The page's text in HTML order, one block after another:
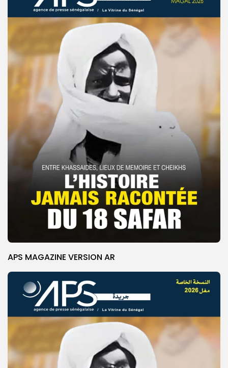
APS MAGAZINE VERSION AR